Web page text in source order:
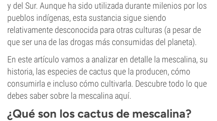
y del Sur. Aunque ha sido utilizada durante milenios por los
pueblos indígenas, esta sustancia sigue siendo
relativamente desconocida para otras culturas (a pesar de
que ser una de las drogas más consumidas del planeta).
En este artículo vamos a analizar en detalle la mescalina, su
historia, las especies de cactus que la producen, cómo
consumirla e incluso cómo cultivarla. Descubre todo lo que
debes saber sobre la mescalina aquí.
¿Qué son los cactus de mescalina?